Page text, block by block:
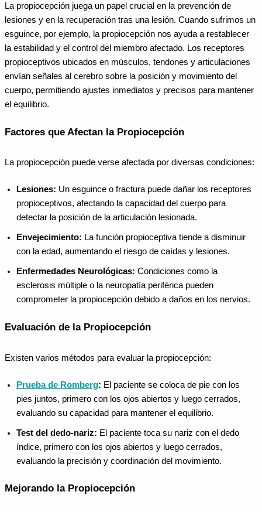
La propiocepción juega un papel crucial en la prevención de
lesiones y en la recuperación tras una lesión. Cuando sufrimos un
esguince, por ejemplo, la propiocepción nos ayuda a restablecer
la estabilidad y el control del miembro afectado. Los receptores
propioceptivos ubicados en músculos, tendones y articulaciones
envían señales al cerebro sobre la posición y movimiento del
cuerpo, permitiendo ajustes inmediatos y precisos para mantener
el equilibrio.
Factores que Afectan la Propiocepción
La propiocepción puede verse afectada por diversas condiciones:
Lesiones: Un esguince o fractura puede dañar los receptores
propioceptivos, afectando la capacidad del cuerpo para
detectar la posición de la articulación lesionada.
Envejecimiento: La función propioceptiva tiende a disminuir
con la edad, aumentando el riesgo de caídas y lesiones.
Enfermedades Neurológicas: Condiciones como la
esclerosis múltiple o la neuropatía periférica pueden
comprometer la propiocepción debido a daños en los nervios.
Evaluación de la Propiocepción
Existen varios métodos para evaluar la propiocepción:
Prueba de Romberg: El paciente se coloca de pie con los
pies juntos, primero con los ojos abiertos y luego cerrados,
evaluando su capacidad para mantener el equilibrio.
Test del dedo-nariz: El paciente toca su nariz con el dedo
índice, primero con los ojos abiertos y luego cerrados,
evaluando la precisión y coordinación del movimiento.
Mejorando la Propiocepción